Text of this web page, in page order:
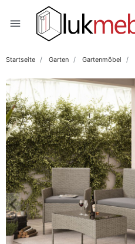
menu
Startseite Garten Gartenmöbel
Zurück
keyboard_arrow_left